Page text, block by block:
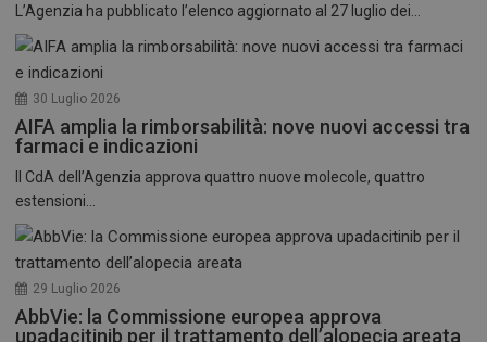
L’Agenzia ha pubblicato l’elenco aggiornato al 27 luglio dei...
30 Luglio 2026
AIFA amplia la rimborsabilità: nove nuovi accessi tra
farmaci e indicazioni
Il CdA dell’Agenzia approva quattro nuove molecole, quattro
estensioni...
29 Luglio 2026
AbbVie: la Commissione europea approva
upadacitinib per il trattamento dell’alopecia areata